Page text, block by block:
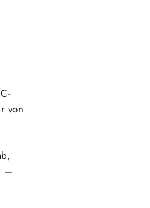
von
—